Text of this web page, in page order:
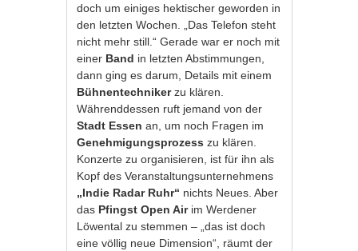
doch um einiges hektischer geworden in
den letzten Wochen. „Das Telefon steht
nicht mehr still.“ Gerade war er noch mit
einer Band in letzten Abstimmungen,
dann ging es darum, Details mit einem
Bühnentechnikerzu klären.
Währenddessen ruft jemand von der
Stadt Essenan, um noch Fragen im
Genehmigungsprozesszu klären.
Konzerte zu organisieren, ist für ihn als
Kopf des Veranstaltungsunternehmens
„Indie Radar Ruhr“ nichts Neues. Aber
das Pfingst Open Airim Werdener
Löwental zu stemmen – „das ist doch
eine völlig neue Dimension“, räumt der